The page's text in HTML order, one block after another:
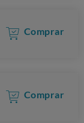
Comprar
Comprar